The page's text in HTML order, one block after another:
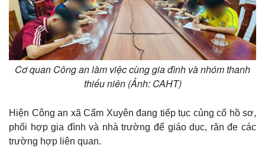
Thế giới
Hồ sơ
Multimedia
E-Magazine
Infographic
Cơ quan Công an làm việc cùng gia đình và nhóm thanh
thiếu niên (Ảnh: CAHT)
Hiện Công an xã Cẩm Xuyên đang tiếp tục củng cố hồ sơ,
phối hợp gia đình và nhà trường để giáo dục, răn đe các
trường hợp liên quan.